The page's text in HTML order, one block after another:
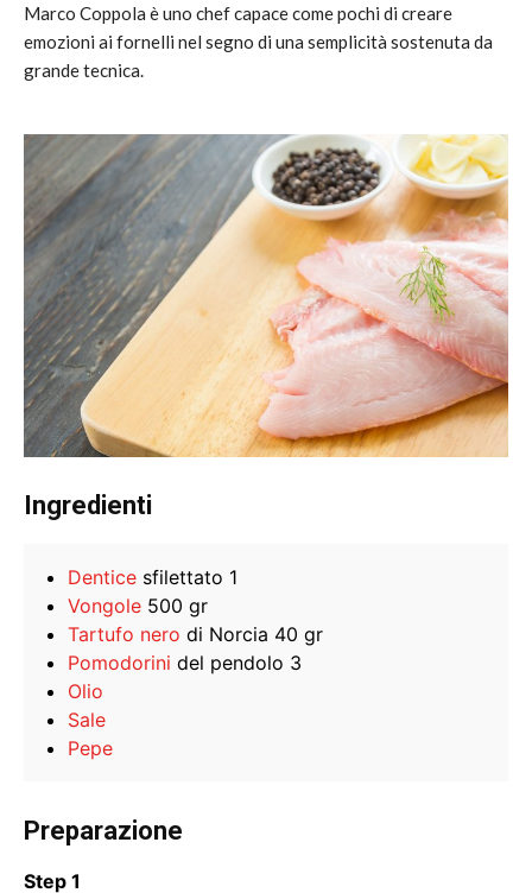
Marco Coppola è uno chef capace come pochi di creare
emozioni ai fornelli nel segno di una semplicità sostenuta da
grande tecnica.
Ingredienti
Dentice sfilettato 1
Vongole 500 gr
Tartufo nero di Norcia 40 gr
Pomodorini del pendolo 3
Olio
Sale
Pepe
Preparazione
Step 1